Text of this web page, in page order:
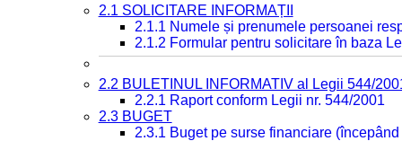
2.1 SOLICITARE INFORMAȚII
2.1.1 Numele și prenumele persoanei
2.1.2 Formular pentru solicitare în baza
2.2 BULETINUL INFORMATIV al Legii 544/
2.2.1 Raport conform Legii nr. 544/2001
2.3 BUGET
2.3.1 Buget pe surse financiare